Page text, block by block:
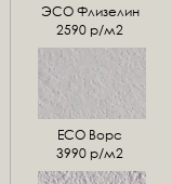
ЭСО Флизелин
2590 р/м2
ЕСО Ворс
3990 р/м2